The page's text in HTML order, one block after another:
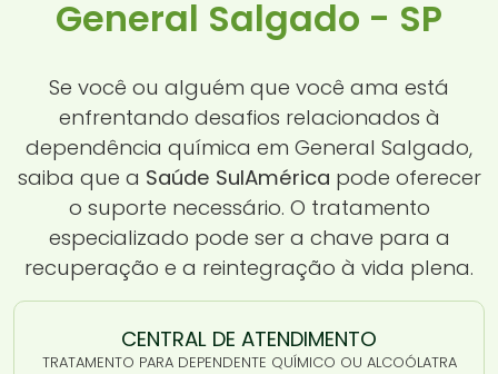
General Salgado - SP
Se você ou alguém que você ama está
enfrentando desafios relacionados à
dependência química em General Salgado,
saiba que a Saúde SulAmérica pode oferecer
o suporte necessário. O tratamento
especializado pode ser a chave para a
recuperação e a reintegração à vida plena.
CENTRAL DE ATENDIMENTO
TRATAMENTO PARA DEPENDENTE QUÍMICO OU ALCOÓLATRA